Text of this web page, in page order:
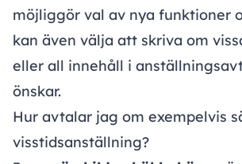
möjliggör val av nya funktioner
kan även välja att skriva om
eller all innehåll i
önskar.
Hur avtalar jag om exempelvis
visstidsanställning?